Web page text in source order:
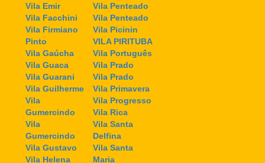
Vila Emir
Vila Facchini
Vila Firmiano
Pinto
Vila Gaúcha
Vila Guaca
Vila Guarani
Vila Guilherme
Vila
Gumercindo
Vila
Gumercindo
Vila Gustavo
Vila Helena
Vila Penteado
Vila Penteado
Vila Picinin
VILA PIRITUBA
Vila Português
Vila Prado
Vila Prado
Vila Primavera
Vila Progresso
Vila Rica
Vila Santa
Delfina
Vila Santa
Maria